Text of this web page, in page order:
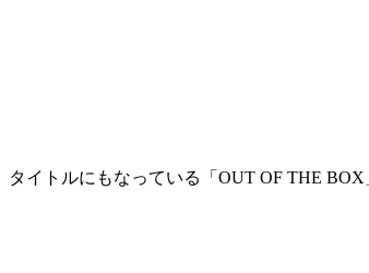
タイトルにもなっている「 OUT OF THE BOX